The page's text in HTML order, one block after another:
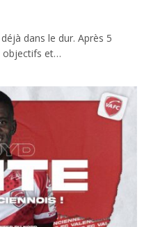
dans le dur. Après 5
objectifs et…